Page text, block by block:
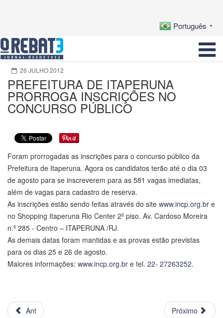
Português ▼
26 JULHO 2012
PREFEITURA DE ITAPERUNA
PRORROGA INSCRIÇÕES NO
CONCURSO PÚBLICO
Foram prorrogadas as inscrições para o concurso público da
Prefeitura de Itaperuna. Agora os candidatos terão até o dia 03
de agosto para se inscreverem para as 581 vagas imediatas,
além de vagas para cadastro de reserva.
As inscrições estão sendo feitas através do site www.incp.org.br e
no Shopping Itaperuna Rio Center 2º piso. Av. Cardoso Moreira
n.º 285 - Centro – ITAPERUNA /RJ.
As demais datas foram mantidas e as provas estão previstas
para os dias 25 e 26 de agosto.
Maiores informações: www.incp.org.br e tel. 22- 27263252.
Ant Próximo